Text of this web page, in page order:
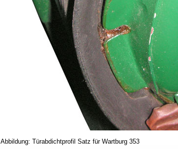
Abbildung: Türabdichtprofil Satz für Wartburg 353